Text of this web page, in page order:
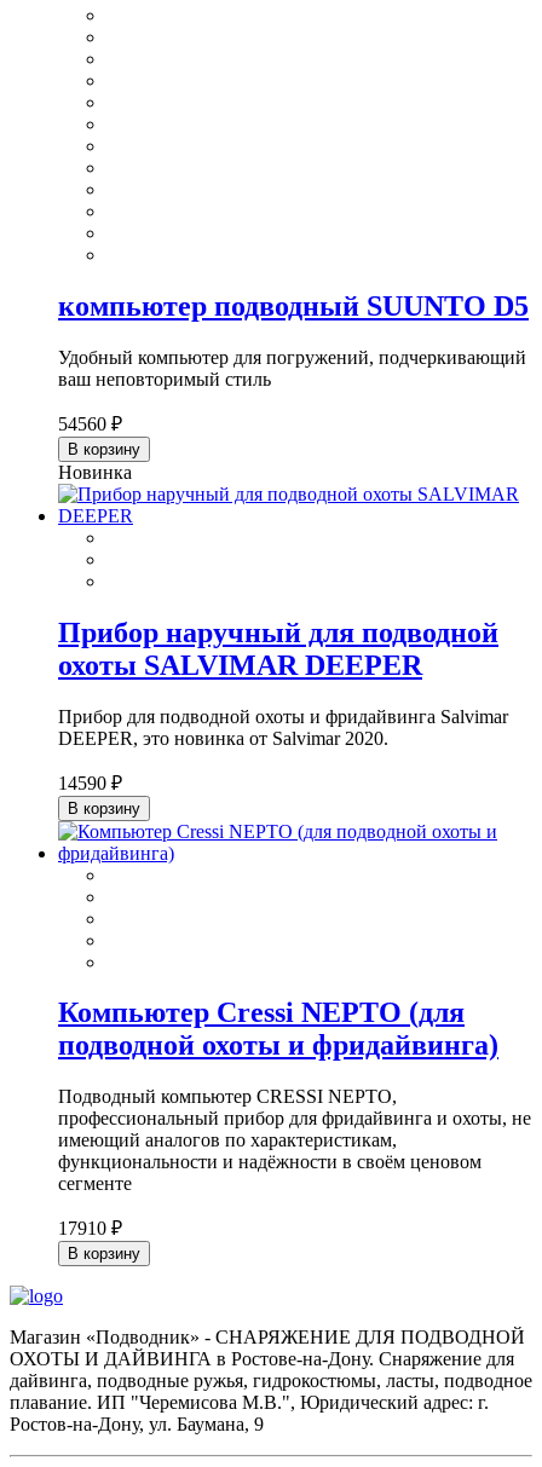
компьютер подводный SUUNTO D5
Удобный компьютер для погружений, подчеркивающий
ваш неповторимый стиль
54560 ₽
В корзину
Новинка
Прибор наручный для подводной
охоты SALVIMAR DEEPER
Прибор для подводной охоты и фридайвинга Salvimar
DEEPER, это новинка от Salvimar 2020.
14590 ₽
В корзину
Компьютер Cressi NEPTO (для
подводной охоты и фридайвинга)
Подводный компьютер CRESSI NEPTO,
профессиональный прибор для фридайвинга и охоты, не
имеющий аналогов по характеристикам,
функциональности и надёжности в своём ценовом
сегменте
17910 ₽
В корзину
Магазин «Подводник» - СНАРЯЖЕНИЕ ДЛЯ ПОДВОДНОЙ
ОХОТЫ И ДАЙВИНГА в Ростове-на-Дону. Снаряжение для
дайвинга, подводные ружья, гидрокостюмы, ласты, подводное
плавание. ИП "Черемисова М.В.", Юридический адрес: г.
Ростов-на-Дону, ул. Баумана, 9